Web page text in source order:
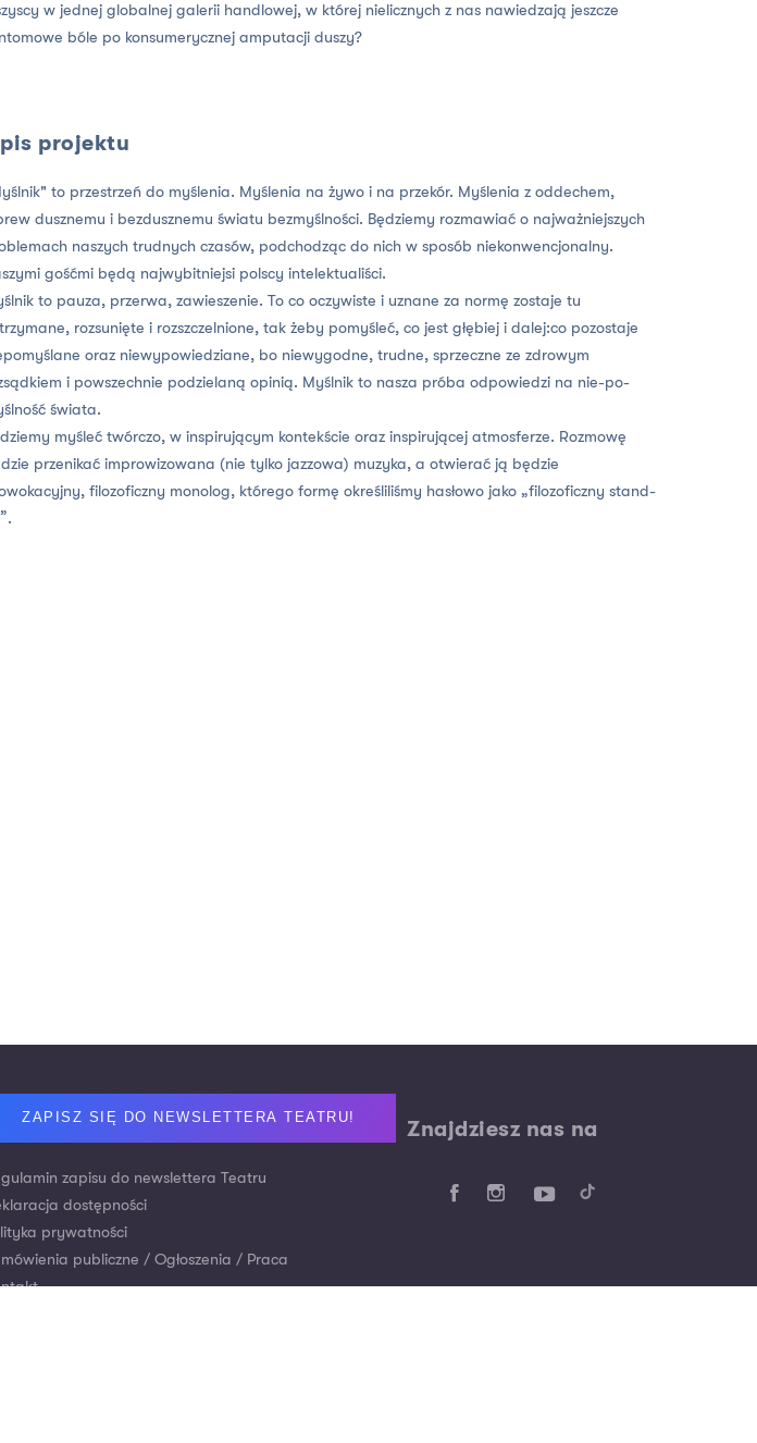
w jednej globalnej galerii handlowej, w której nielicznych z nas nawiedzają jeszcze
bóle po konsumerycznej amputacji duszy?
projektu
to przestrzeń do myślenia. Myślenia na żywo i na przekór. Myślenia z oddechem,
dusznemu i bezdusznemu światu bezmyślności. Będziemy rozmawiać o najważniejszych
naszych trudnych czasów, podchodząc do nich w sposób niekonwencjonalny.
gośćmi będą najwybitniejsi polscy intelektualiści.
to pauza, przerwa, zawieszenie. To co oczywiste i uznane za normę zostaje tu
rozsunięte i rozszczelnione, tak żeby pomyśleć, co jest głębiej i dalej:co pozostaje
oraz niewypowiedziane, bo niewygodne, trudne, sprzeczne ze zdrowym
i powszechnie podzielaną opinią. Myślnik to nasza próba odpowiedzi na nie-po-
świata.
myśleć twórczo, w inspirującym kontekście oraz inspirującej atmosferze. Rozmowę
przenikać improwizowana (nie tylko jazzowa) muzyka, a otwierać ją będzie
filozoficzny monolog, którego formę określiliśmy hasłowo jako „filozoficzny stand-
ZAPISZ SIĘ DO NEWSLETTERA TEATRU!
zapisu do newslettera Teatru
dostępności
prywatności
publiczne / Ogłoszenia / Praca
Znajdziesz nas na